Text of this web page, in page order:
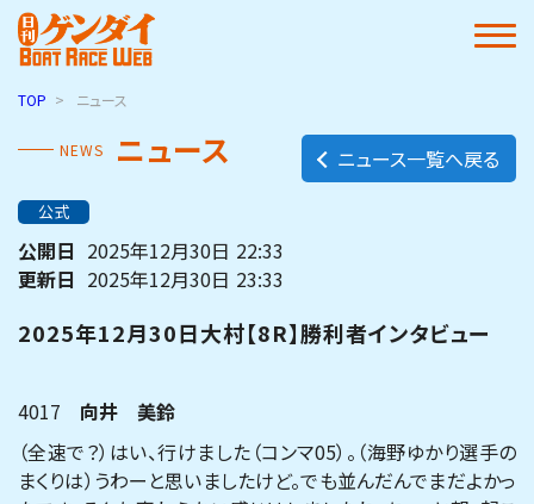
TOP ニュース
NEWS ニュース ニュース一覧へ戻る
公式
公開日 2025年12月30日 22:33
更新日 2025年12月30日 23:33
2025年12月30日大村【8R】勝利者インタビュー
4017 向井 美鈴
（全速で？）はい、行けました（コンマ05）。（海野ゆかり選手の
まくりは）うわーと思いましたけど。でも並んだんでまだよかっ